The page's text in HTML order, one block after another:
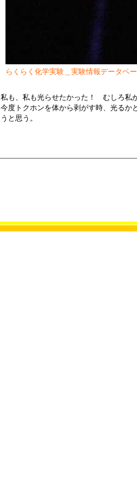
らくらく化学実験＿実験情報データベ
私も、私も光らせたかった！ むしろ私
今度トクホンを体から剥がす時、光るか
うと思う。